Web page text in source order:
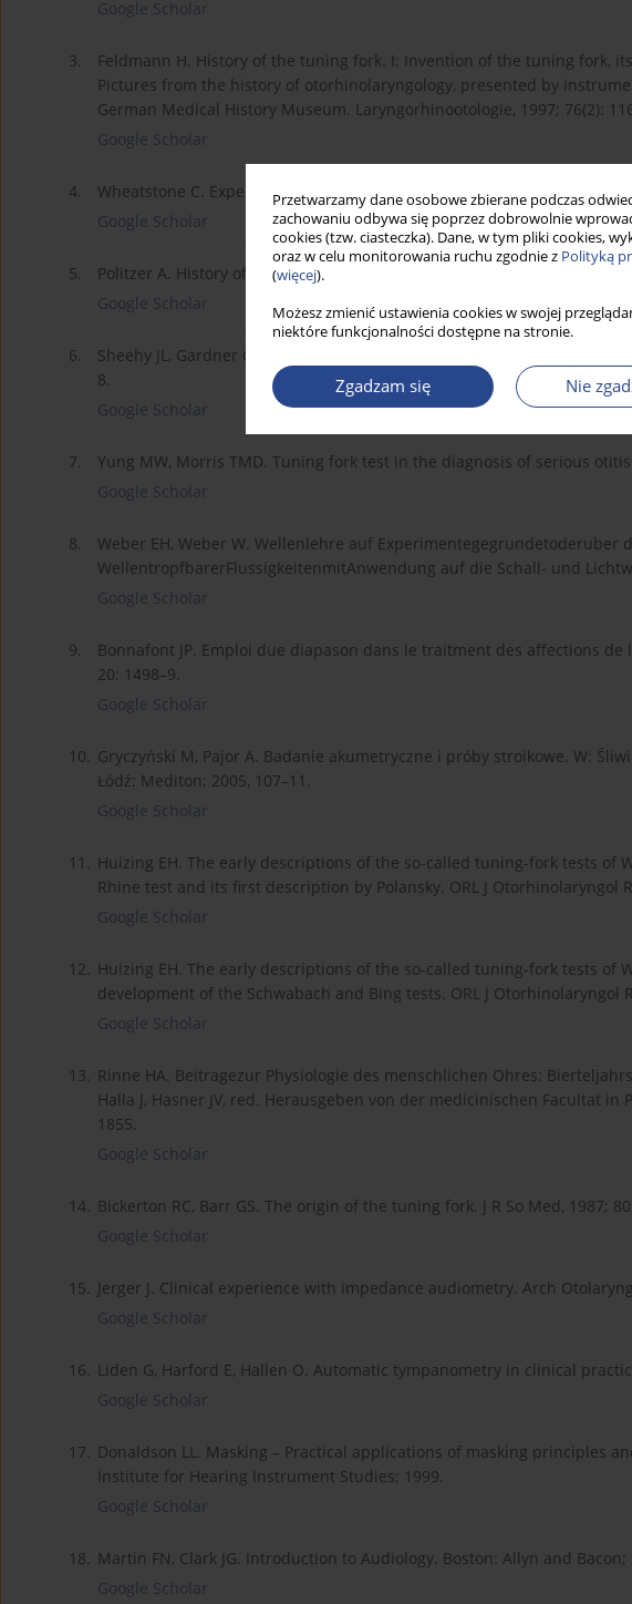
Przetwarzamy dane osobowe zbierane podczas
zachowaniu odbywa się poprzez dobrowolnie
cookies (tzw. ciasteczka). Dane, w tym pliki cookies,
oraz w celu monitorowania ruchu zgodnie z Polityką
(więcej).
Możesz zmienić ustawienia cookies w swojej
niektóre funkcjonalności dostępne na stronie.
Zgadzam się Nie
Google Scholar
3.
Feldmann H. History of the tuning fork. I: Invention of the tuning fork,
Pictures from the history of otorhinolaryngology, presented by
German Medical History Museum. Laryngorhinootologie, 1997; 76(2):
Google Scholar
4.
Wheatstone C. Experiments on audition. Journal of Science Literature
Google Scholar
5.
Politzer A. History of Otology vol. 1 1907: English translation, Milstein S.
Google Scholar
6.
Sheehy JL, Gardner G, Hambley WM. Tuning fork tests in modern
8.
Google Scholar
7.
Yung MW, Morris TMD. Tuning fork test in the diagnosis of serious otitis
Google Scholar
8.
Weber EH, Weber W. Wellenlehre auf Experimentegegrundetoderuber
WellentropfbarerFlussigkeitenmitAnwendung auf die Schall- und
Google Scholar
9.
Bonnafont JP. Emploi due diapason dans le traitment des affections de
20: 1498–9.
Google Scholar
10. Gryczyński M, Pajor A. Badanie akumetryczne i próby stroikowe. W:
Łódź: Mediton; 2005, 107–11.
Google Scholar
11. Huizing EH. The early descriptions of the so-called tuning-fork tests of
Rhine test and its first description by Polansky. ORL J Otorhinolaryngol
Google Scholar
12. Huizing EH. The early descriptions of the so-called tuning-fork tests of
development of the Schwabach and Bing tests. ORL J Otorhinolaryngol
Google Scholar
13. Rinne HA. Beitragezur Physiologie des menschlichen Ohres:
Halla J, Hasner JV, red. Herausgeben von der medicinischen Facultat in
1855.
Google Scholar
14. Bickerton RC, Barr GS. The origin of the tuning fork. J R So Med, 1987;
Google Scholar
15. Jerger J. Clinical experience with impedance audiometry. Arch
Google Scholar
16. Liden G, Harford E, Hallen O. Automatic tympanometry in clinical
Google Scholar
17. Donaldson LL. Masking – Practical applications of masking principles
Institute for Hearing Instrument Studies; 1999.
Google Scholar
18. Martin FN, Clark JG. Introduction to Audiology. Boston: Allyn and Bacon;
Google Scholar